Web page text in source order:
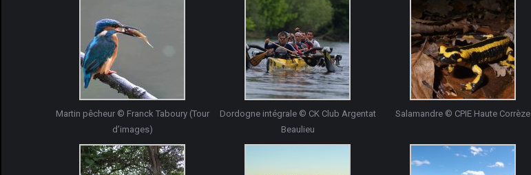
Martin pêcheur © Franck Taboury (Tour
d’images)
Dordogne intégrale © CK Club Argentat
Beaulieu
Salamandre © CPIE Haute Corrèze